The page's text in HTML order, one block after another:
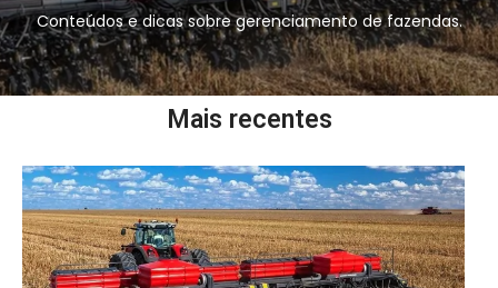
Conteúdos e dicas sobre gerenciamento de fazendas.
Mais recentes